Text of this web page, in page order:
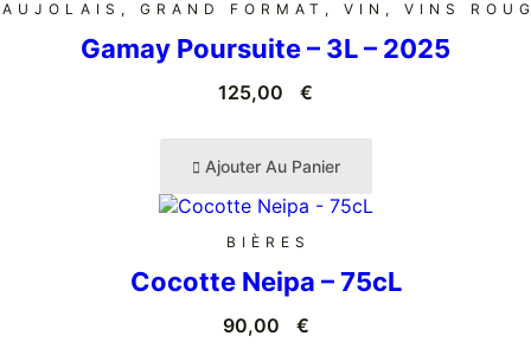
, GRAND FORMAT , VIN , VINS
Gamay Poursuite – 3L – 2025
125,00 €
Ajouter Au Panier
BIÈRES
Cocotte Neipa – 75cL
90,00 €